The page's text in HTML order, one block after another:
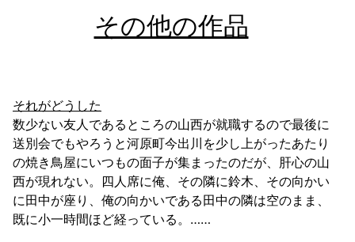
その他の作品
それがどうした
数少ない友人であるところの山西が就職するので最後に
送別会でもやろうと河原町今出川を少し上がったあたり
の焼き鳥屋にいつもの面子が集まったのだが、肝心の山
西が現れない。四人席に俺、その隣に鈴木、その向かい
に田中が座り、俺の向かいである田中の隣は空のまま、
既に小一時間ほど経っている。……